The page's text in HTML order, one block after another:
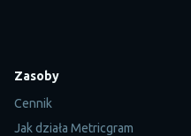
Zasoby
Cennik
Jak działa Metricgram